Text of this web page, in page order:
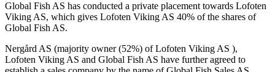
Global Fish AS has conducted a private placement towards Lofoten
Viking AS, which gives Lofoten Viking AS 40% of the shares of
Global Fish AS.
Nergård AS (majority owner (52%) of Lofoten Viking AS ),
Lofoten Viking AS and Global Fish AS have further agreed to